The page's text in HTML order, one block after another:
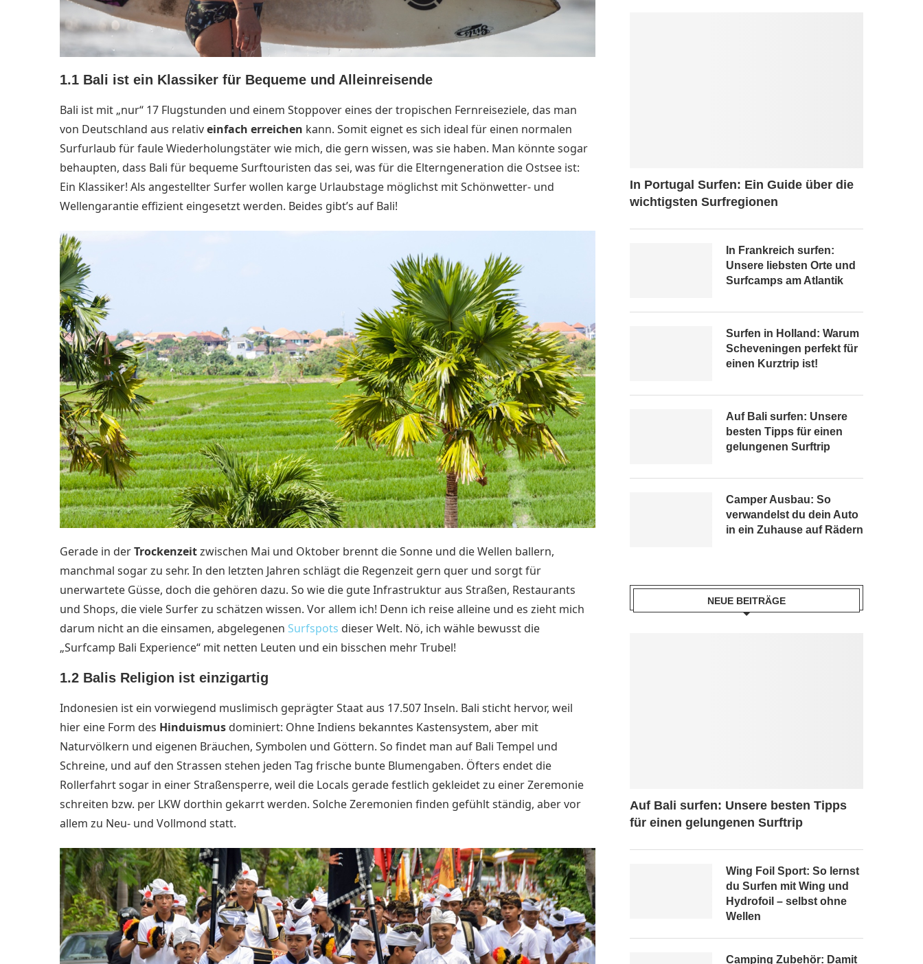
1.1 Bali ist ein Klassiker für Bequeme und Alleinreisende
Bali ist mit „nur“ 17 Flugstunden und einem Stoppover eines der tropischen Fernreiseziele, das man
von Deutschland aus relativeinfach erreichen kann. Somit eignet es sich ideal für einen normalen
Surfurlaub für faule Wiederholungstäter wie mich, die gern wissen, was sie haben. Man könnte sogar
behaupten, dass Bali für bequeme Surftouristen das sei, was für die Elterngeneration die Ostsee ist:
Ein Klassiker! Als angestellter Surfer wollen karge Urlaubstage möglichst mit Schönwetter- und
Wellengarantie effizient eingesetzt werden. Beides gibt’s auf Bali!
Gerade in derTrockenzeitzwischen Mai und Oktober brennt die Sonne und die Wellen ballern,
manchmal sogar zu sehr. In den letzten Jahren schlägt die Regenzeit gern quer und sorgt für
unerwartete Güsse, doch die gehören dazu. So wie die gute Infrastruktur aus Straßen, Restaurants
und Shops, die viele Surfer zu schätzen wissen. Vor allem ich! Denn ich reise alleine und es zieht mich
darum nicht an die einsamen, abgelegenen Surfspots dieser Welt. Nö, ich wähle bewusst die
„Surfcamp Bali Experience“ mit netten Leuten und ein bisschen mehr Trubel!
1.2 Balis Religion ist einzigartig
Indonesien ist ein vorwiegend muslimisch geprägter Staat aus 17.507 Inseln. Bali sticht hervor, weil
hier eine Form des Hinduismus dominiert: Ohne Indiens bekanntes Kastensystem, aber mit
Naturvölkern und eigenen Bräuchen, Symbolen und Göttern. So findet man auf Bali Tempel und
Schreine, und auf den Strassen stehen jeden Tag frische bunte Blumengaben. Öfters endet die
Rollerfahrt sogar in einer Straßensperre, weil die Locals gerade festlich gekleidet zu einer Zeremonie
schreiten bzw. per LKW dorthin gekarrt werden. Solche Zeremonien finden gefühlt ständig, aber vor
allem zu Neu- und Vollmond statt.
In Portugal Surfen: Ein Guide über die
wichtigsten Surfregionen
In Frankreich surfen:
Unsere liebsten Orte und
Surfcamps am Atlantik
Surfen in Holland: Warum
Scheveningen perfekt für
einen Kurztrip ist!
Auf Bali surfen: Unsere
besten Tipps für einen
gelungenen Surftrip
Camper Ausbau: So
verwandelst du dein Auto
in ein Zuhause auf Rädern
NEUE BEITRÄGE
Auf Bali surfen: Unsere besten Tipps
für einen gelungenen Surftrip
Wing Foil Sport: So lernst
du Surfen mit Wing und
Hydrofoil – selbst ohne
Wellen
Camping Zubehör: Damit